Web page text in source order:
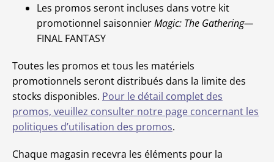
Les promos seront incluses dans votre kit
promotionnel saisonnierMagic: The Gathering—
FINAL FANTASY
Toutes les promos et tous les matériels
promotionnels seront distribués dans la limite des
stocks disponibles. Pour le détail complet des
promos, veuillez consulter notre page concernant les
politiques d’utilisation des promos.
Chaque magasin recevra les éléments pour la